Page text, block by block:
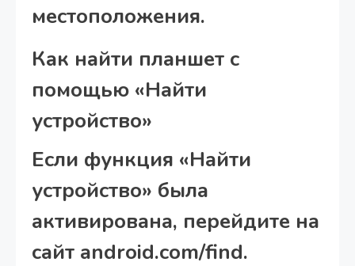
местоположения.
Как найти планшет с
помощью «Найти
устройство»
Если функция «Найти
устройство» была
активирована, перейдите на
сайт android.com/find.